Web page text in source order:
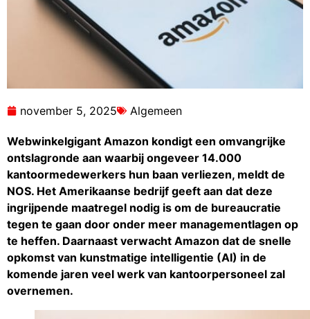
november 5, 2025 Algemeen
Webwinkelgigant Amazon kondigt een omvangrijke
ontslagronde aan waarbij ongeveer 14.000
kantoormedewerkers hun baan verliezen, meldt de
NOS. Het Amerikaanse bedrijf geeft aan dat deze
ingrijpende maatregel nodig is om de bureaucratie
tegen te gaan door onder meer managementlagen op
te heffen. Daarnaast verwacht Amazon dat de snelle
opkomst van kunstmatige intelligentie (AI) in de
komende jaren veel werk van kantoorpersoneel zal
overnemen.